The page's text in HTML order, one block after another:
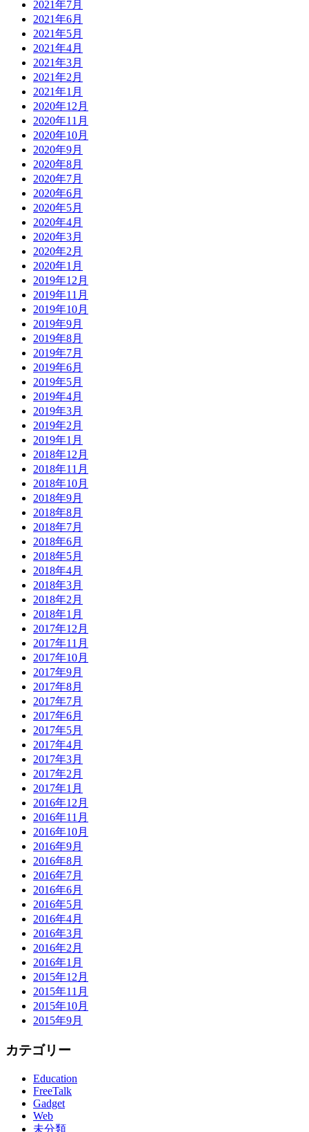
2021年7月
2021年6月
2021年5月
2021年4月
2021年3月
2021年2月
2021年1月
2020年12月
2020年11月
2020年10月
2020年9月
2020年8月
2020年7月
2020年6月
2020年5月
2020年4月
2020年3月
2020年2月
2020年1月
2019年12月
2019年11月
2019年10月
2019年9月
2019年8月
2019年7月
2019年6月
2019年5月
2019年4月
2019年3月
2019年2月
2019年1月
2018年12月
2018年11月
2018年10月
2018年9月
2018年8月
2018年7月
2018年6月
2018年5月
2018年4月
2018年3月
2018年2月
2018年1月
2017年12月
2017年11月
2017年10月
2017年9月
2017年8月
2017年7月
2017年6月
2017年5月
2017年4月
2017年3月
2017年2月
2017年1月
2016年12月
2016年11月
2016年10月
2016年9月
2016年8月
2016年7月
2016年6月
2016年5月
2016年4月
2016年3月
2016年2月
2016年1月
2015年12月
2015年11月
2015年10月
2015年9月
カテゴリー
Education
FreeTalk
Gadget
Web
未分類